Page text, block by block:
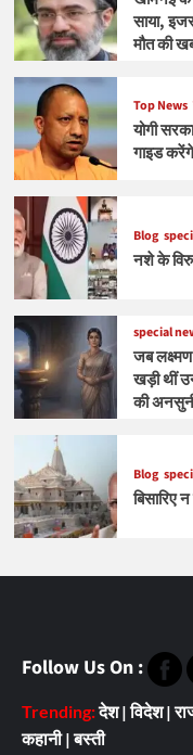
साया,
मौत की
Top News
योगी
गाइड
Blog
नशे के
special
जब
खड़ी थीं
की
Blog
बिसारिए
Follow Us On :
Trending:देश|विदेश|
कहानी|बस्ती